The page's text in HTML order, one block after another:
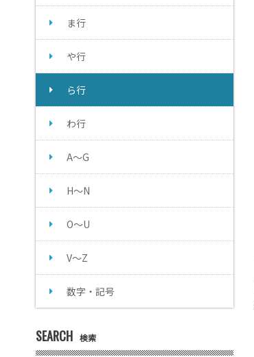
ま行
や行
ら行
わ行
A～G
H～N
O～U
V～Z
数字・記号
SEARCH 検索